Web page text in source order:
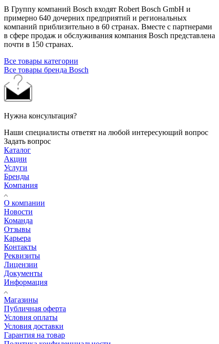
В Группу компаний Bosch входят Robert Bosch GmbH и
примерно 640 дочерних предприятий и региональных
компаний приблизительно в 60 странах. Вместе с партнерами
в сфере продаж и обслуживания компания Bosch представлена
почти в 150 странах.
Все товары категории
Все товары бренда Bosch
Нужна консультация?
Наши специалисты ответят на любой интересующий вопрос
Задать вопрос
Каталог
Акции
Услуги
Бренды
Компания
О компании
Новости
Команда
Отзывы
Карьера
Контакты
Реквизиты
Лицензии
Документы
Информация
Магазины
Публичная оферта
Условия оплаты
Условия доставки
Гарантия на товар